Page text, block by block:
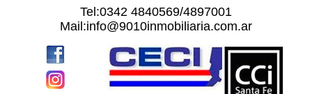
Tel:0342 4840569/4897001
Mail:info@9010inmobiliaria.com.ar